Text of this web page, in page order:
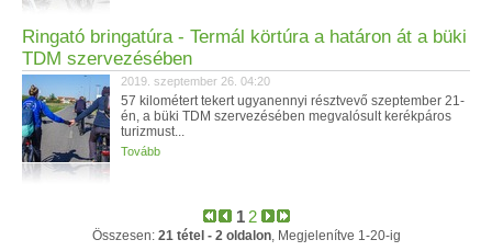
Ringató bringatúra - Termál körtúra a határon át a büki
TDM szervezésében
2019. szeptember 26. 04:20
57 kilométert tekert ugyanennyi résztvevő szeptember 21-
én, a büki TDM szervezésében megvalósult kerékpáros
turizmust...
Tovább
1 2
Összesen: 21 tétel - 2 oldalon, Megjelenítve 1-20-ig